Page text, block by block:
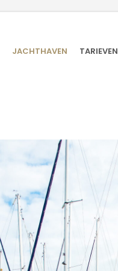
JACHTHAVEN TARIEVEN